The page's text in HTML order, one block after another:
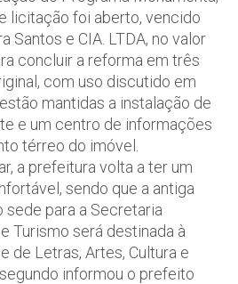
licitação foi aberto, vencido
Santos e CIA. LTDA, no valor
concluir a reforma em três
com uso discutido em
mantidas a instalação de
e um centro de informações
térreo do imóvel.
a prefeitura volta a ter um
sendo que a antiga
sede para a Secretaria
Turismo será destinada à
de Letras, Artes, Cultura e
informou o prefeito